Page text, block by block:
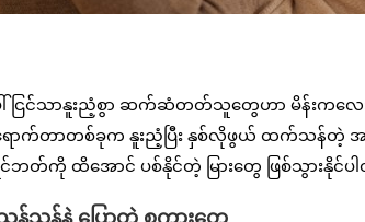
ငြင်သာနူးညံ့စွာ ဆက်ဆံတတ်သူတွေဟာ မိန်းက
ောက်တာတစ်ခုက နူးညံ့ပြီး နှစ်လိုဖွယ် ထက်သန်တဲ့
တ်ကို ထိအောင် ပစ်နိုင်တဲ့ မြားတွေ ဖြစ်သွားနိုင်ပ
န်နဲ့ ပြောတဲ့ စကားတွေ